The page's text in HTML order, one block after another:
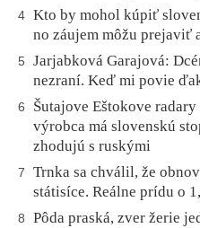
4 Kto by mohol kúpiť
no záujem môžu prejaviť
5
Jarjabková Garajová:
nezraní. Keď mi povie
6
Šutajove Eštokove
výrobca má slovenskú
zhodujú s ruskými
7
Trnka sa chválil, že
státisíce. Reálne prídu o
8
Pôda praská, zver žerie